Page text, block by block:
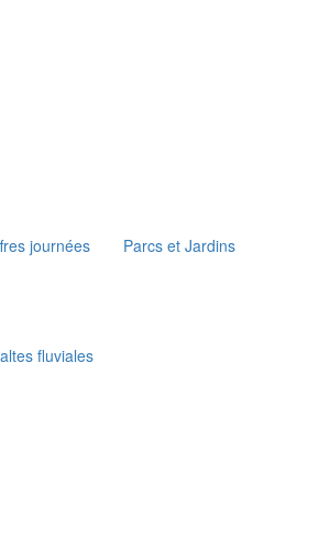
journées Parcs et Jardins
fluviales